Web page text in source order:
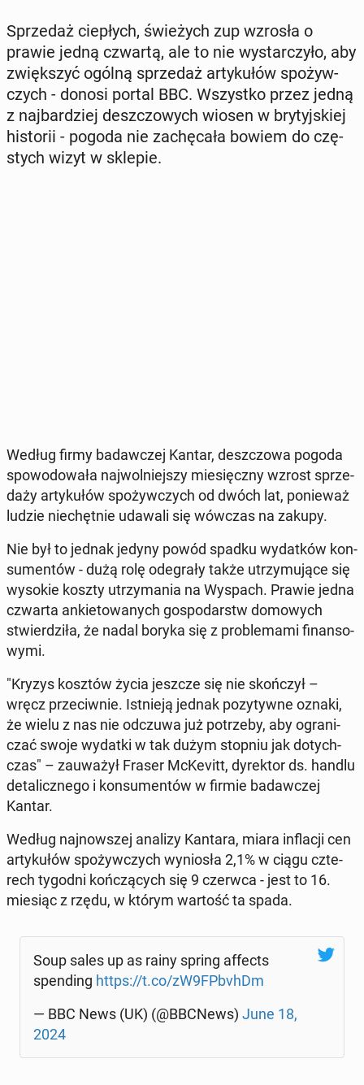
Sprze­daż cie­płych, świe­żych zup wzrosła o
prawie jedną czwartą, ale to nie wy­star­czy­ło, aby
zwięk­szyć ogólną sprze­daż ar­ty­ku­łów spo­żyw­
czych - donosi portal BBC. Wszyst­ko przez jedną
z naj­bar­dziej desz­czo­wych wiosen w bry­tyj­skiej
hi­sto­rii - pogoda nie za­chę­ca­ła bowiem do czę­
stych wizyt w sklepie.
Według firmy ba­daw­czej Kantar, desz­czo­wa pogoda
spo­wo­do­wa­ła naj­wol­niej­szy mie­sięcz­ny wzrost sprze­
da­ży ar­ty­ku­łów spo­żyw­czych od dwóch lat, po­nie­waż
ludzie nie­chęt­nie udawali się wówczas na zakupy.
Nie był to jednak jedyny powód spadku wy­dat­ków kon­
su­men­tów - dużą rolę ode­gra­ły także utrzy­mu­ją­ce się
wysokie koszty utrzy­ma­nia na Wyspach. Prawie jedna
czwarta an­kie­to­wa­nych go­spo­darstw do­mo­wych
stwier­dzi­ła, że ​​nadal boryka się z pro­ble­ma­mi fi­nan­so­
wy­mi.
"Kryzys kosztów życia jeszcze się nie skoń­czył –
wręcz prze­ciw­nie. Ist­nie­ją jednak po­zy­tyw­ne oznaki,
że wielu z nas nie odczuwa już po­trze­by, aby ogra­ni­
czać swoje wydatki w tak dużym stopniu jak do­tych­
czas" – za­uwa­żył Fraser McKe­vitt, dy­rek­tor ds. handlu
de­ta­licz­ne­go i kon­su­men­tów w firmie ba­daw­czej
Kantar.
Według naj­now­szej analizy Kantara, miara in­fla­cji cen
ar­ty­ku­łów spo­żyw­czych wy­nio­sła 2,1% w ciągu czte­
rech tygodni koń­czą­cych się 9 czerwca - ​​jest to 16.
miesiąc z rzędu, w którym wartość ta spada.
Soup sales up as rainy spring affects
spen­ding https://t.co/zW9FPbvhDm
— BBC News (UK) (@BBCNews) June 18,
2024